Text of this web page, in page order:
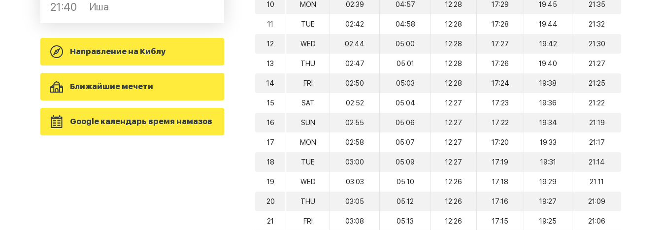
21:40 Иша
Направление на Киблу
Ближайшие мечети
Google календарь время намазов
10 MON 02:39 04:57 12:28 17:29 19:45 21:35
11 TUE 02:42 04:58 12:28 17:28 19:44 21:32
12 WED 02:44 05:00 12:28 17:27 19:42 21:30
13 THU 02:47 05:01 12:28 17:26 19:40 21:27
14 FRI 02:50 05:03 12:28 17:24 19:38 21:25
15 SAT 02:52 05:04 12:27 17:23 19:36 21:22
16 SUN 02:55 05:06 12:27 17:22 19:34 21:19
17 MON 02:58 05:07 12:27 17:20 19:33 21:17
18 TUE 03:00 05:09 12:27 17:19 19:31 21:14
19 WED 03:03 05:10 12:26 17:18 19:29 21:11
20 THU 03:05 05:12 12:26 17:16 19:27 21:09
21 FRI 03:08 05:13 12:26 17:15 19:25 21:06